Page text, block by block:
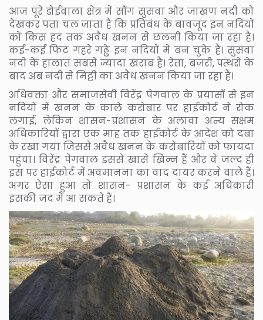
आज पूरे डोईवाला क्षेत्र में सौंग सुसवा और जाखण नदी को
देखकर पता चल जाता है कि प्रतिबंध के बावजूद इन नदियों
को किस हद तक अवैध खनन से छलनी किया जा रहा है।
कई-कई फिट गहरे गढ्ढे इन नदियों में बन चुके हैं। सुसवा
नदी के हालात सबसे ज्यादा खराब हैं। रेता, बजरी, पत्थरों के
बाद अब नदी से मिट्टी का अवैध खनन किया जा रहा है।
अधिवक्ता और समाजसेवी विरेंद्र पेगवाल के प्रयासों से इन
नदियों में खनन के काले करोबार पर हाईकोर्ट ने रोक
लगाई, लेकिन शासन-प्रशासन के अलावा अन्य सक्षम
अधिकारियों द्वारा एक माह तक हाईकोर्ट के आदेश को दबा
के रखा गया जिससे अवैध खनन के करोबारियों को फायदा
पहुंचा। विरेंद्र पेगवाल इससे खासे खिन्न हैं और वे जल्द ही
इस पर हाईकोर्ट में अवमानना का वाद दायर करने वाले हैं।
अगर ऐसा हुआ तो शासन- प्रशासन के कई अधिकारी
इसकी जद में आ सकते हैं।